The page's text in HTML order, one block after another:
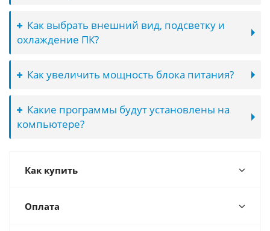
Как выбрать внешний вид, подсветку и
охлаждение ПК?
Как увеличить мощность блока питания?
Какие программы будут установлены на
компьютере?
Как купить
Оплата